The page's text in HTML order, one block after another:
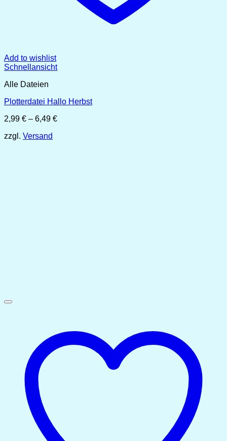
Add to wishlist
Schnellansicht
Alle Dateien
Plotterdatei Hallo Herbst
2,99 € – 6,49 €Preisspanne:
zzgl. Versand